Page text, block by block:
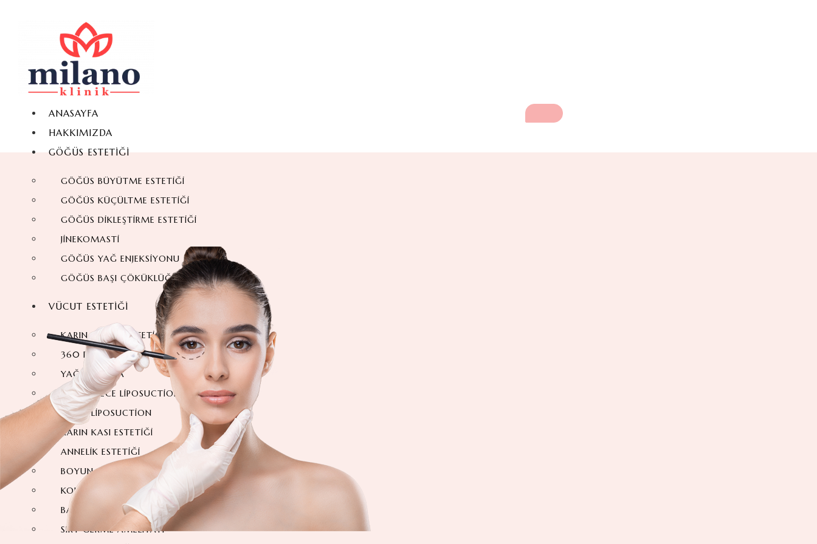
ANASAYFA
HAKKIMIZDA
GÖĞÜS ESTETIĞI
GÖĞÜS BÜYÜTME ESTETIĞI
GÖĞÜS KÜÇÜLTME ESTETIĞI
GÖĞÜS DIKLEŞTIRME ESTETIĞI
JINEKOMASTI
GÖĞÜS YAĞ ENJEKSIYONU
GÖĞÜS BAŞI ÇÖKÜKLÜĞÜ
VÜCUT ESTETIĞI
KARIN GERME ESTETIĞI
360 DERECE KARIN GERME
YAĞ ALDIRMA
360 DERECE LIPOSUCTION
VASER LIPOSUCTION
KARIN KASI ESTETIĞI
ANNELIK ESTETIĞI
BOYUN GERME AMELIYATI
KOL GERME AMELIYATI
BACAK İÇI GERME
SIRT GERME AMELIYATI